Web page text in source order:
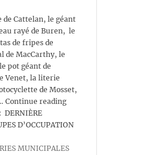
de Cattelan, le géant
rayé de Buren, le
de fripes de
de MacCarthy, le
pot géant de
Venet, la literie
de Mosset,
Continue reading
DERNIÈRE
D’OCCUPATION
MUNICIPALES